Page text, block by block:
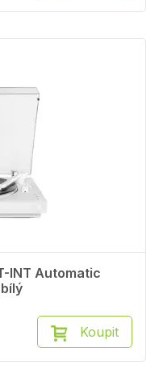
INT Automatic
Koupit